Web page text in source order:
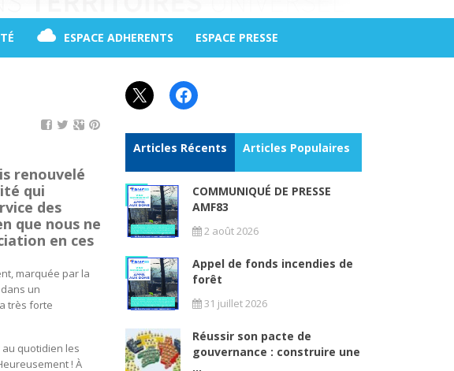
ESPACE ADHERENTS ESPACE PRESSE
renouvelé
qui
des
que nous ne
en ces
marquée par la
un
très forte
quotidien les
! À
X Facebook
Articles Récents Articles Populaires
COMMUNIQUÉ DE PRESSE
AMF83
2 août 2026
Appel de fonds incendies de
forêt
31 juillet 2026
Réussir son pacte de
gouvernance : construire une
...